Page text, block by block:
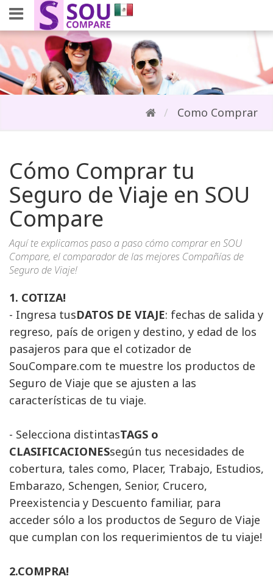
Como Comprar
Cómo Comprar tu
Seguro de Viaje en SOU
Compare
Aquí te explicamos paso a paso cómo comprar en SOU
Compare, el comparador de las mejores Compañías de
Seguro de Viaje!
1. COTIZA!
- Ingresa tusDATOS DE VIAJE: fechas de salida y
regreso, país de origen y destino, y edad de los
pasajeros para que el cotizador de
SouCompare.com te muestre los productos de
Seguro de Viaje que se ajusten a las
características de tu viaje.
- Selecciona distintasTAGS o
CLASIFICACIONESsegún tus necesidades de
cobertura, tales como, Placer, Trabajo, Estudios,
Embarazo, Schengen, Senior, Crucero,
Preexistencia y Descuento familiar, para
acceder sólo a los productos de Seguro de Viaje
que cumplan con los requerimientos de tu viaje!
2.COMPRA!